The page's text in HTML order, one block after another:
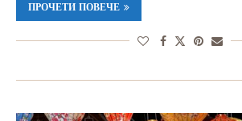
ПРОЧЕТИ ПОВЕЧЕ